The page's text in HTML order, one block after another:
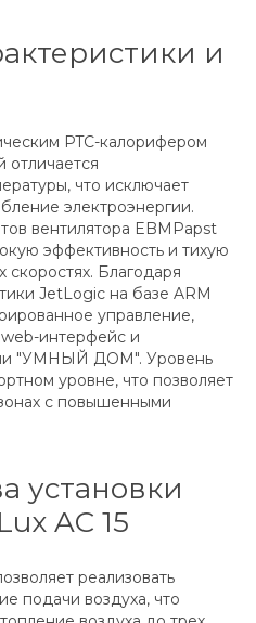
и
PTC-калорифером
отличается
что исключает
электроэнергии.
вентилятора EBMPapst
эффективность и тихую
Благодаря
JetLogic на базе ARM
управление,
интерфейс и
"УМНЫЙ ДОМ". Уровень
уровне, что позволяет
с повышенными
установки
AC 15
реализовать
подачи воздуха, что